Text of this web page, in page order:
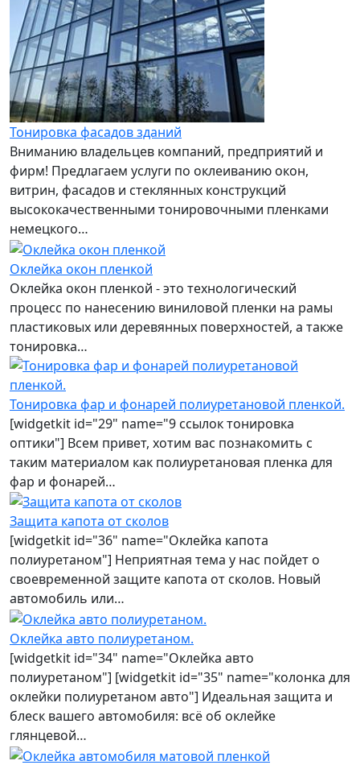
Тонировка фасадов зданий
Вниманию владельцев компаний, предприятий и
фирм! Предлагаем услуги по оклеиванию окон,
витрин, фасадов и стеклянных конструкций
высококачественными тонировочными пленками
немецкого…
Оклейка окон пленкой
Оклейка окон пленкой - это технологический
процесс по нанесению виниловой пленки на рамы
пластиковых или деревянных поверхностей, а также
тонировка…
Тонировка фар и фонарей полиуретановой пленкой.
[widgetkit id="29" name="9 ссылок тонировка
оптики"] Всем привет, хотим вас познакомить с
таким материалом как полиуретановая пленка для
фар и фонарей…
Защита капота от сколов
[widgetkit id="36" name="Оклейка капота
полиуретаном"] Неприятная тема у нас пойдет о
своевременной защите капота от сколов. Новый
автомобиль или…
Оклейка авто полиуретаном.
[widgetkit id="34" name="Оклейка авто
полиуретаном"] [widgetkit id="35" name="колонка для
оклейки полиуретаном авто"] Идеальная защита и
блеск вашего автомобиля: всё об оклейке
глянцевой…